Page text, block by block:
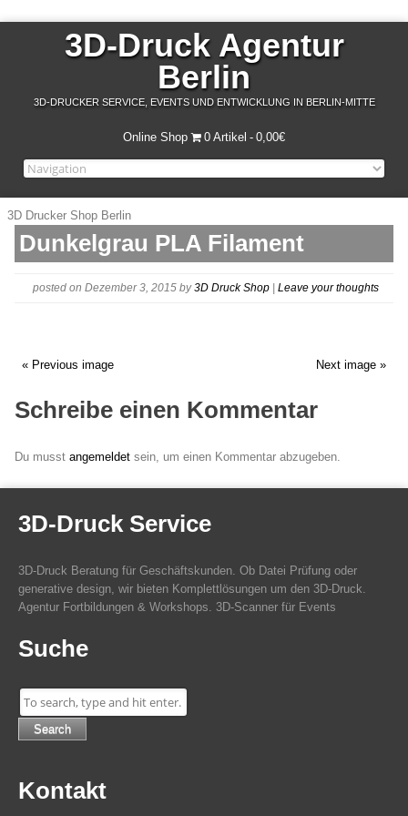
3D-Druck Agentur
Berlin
3D-DRUCKER SERVICE, EVENTS UND ENTWICKLUNG IN BERLIN-MITTE
Online Shop 0 Artikel 0,00€
3D Drucker Shop Berlin
Dunkelgrau PLA Filament
posted on Dezember 3, 2015 by3D Druck Shop Leave your thoughts
Next image »
« Previous image
Schreibe einen Kommentar
Du musst angemeldet sein, um einen Kommentar abzugeben.
3D-Druck Service
3D-Druck Beratung für Geschäftskunden. Ob Datei Prüfung oder
generative design, wir bieten Komplettlösungen um den 3D-Druck.
Agentur Fortbildungen & Workshops. 3D-Scanner für Events
Suche
Search
Kontakt